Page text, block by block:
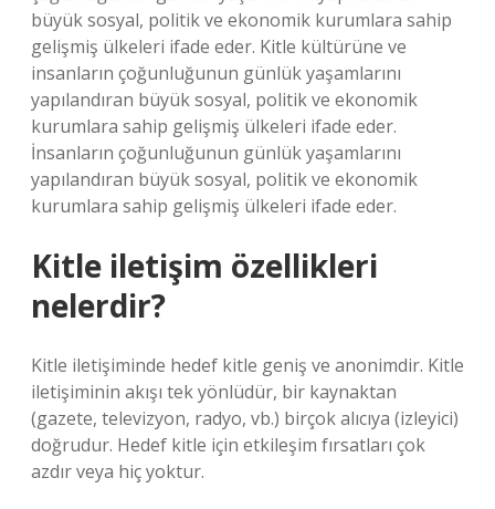
büyük sosyal, politik ve ekonomik kurumlara sahip
gelişmiş ülkeleri ifade eder. Kitle kültürüne ve
insanların çoğunluğunun günlük yaşamlarını
yapılandıran büyük sosyal, politik ve ekonomik
kurumlara sahip gelişmiş ülkeleri ifade eder.
İnsanların çoğunluğunun günlük yaşamlarını
yapılandıran büyük sosyal, politik ve ekonomik
kurumlara sahip gelişmiş ülkeleri ifade eder.
Kitle iletişim özellikleri
nelerdir?
Kitle iletişiminde hedef kitle geniş ve anonimdir. Kitle
iletişiminin akışı tek yönlüdür, bir kaynaktan
(gazete, televizyon, radyo, vb.) birçok alıcıya (izleyici)
doğrudur. Hedef kitle için etkileşim fırsatları çok
azdır veya hiç yoktur.